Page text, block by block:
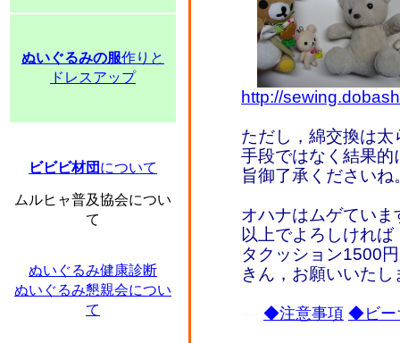
ぬいぐるみの服作りと
ドレスアップ
ビビビ材団 について
ムルヒャ普及協会につい
て
ぬいぐるみ健康診断
ぬいぐるみ懇親会につい
て
http://
ただし，綿交換は
手段ではなく結果
旨御了承くださいね
オハナはムゲてい
以上でよろしけれ
タクッション1500
きん，お願いいたし
◆注意事項 ◆ビー